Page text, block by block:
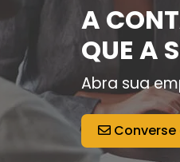
A
QUE A
Abra sua